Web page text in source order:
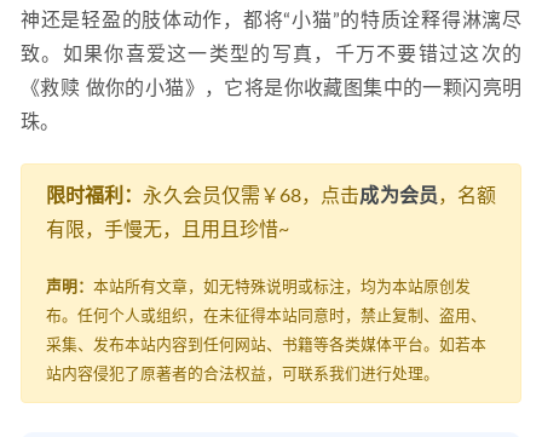
神还是轻盈的肢体动作，都将“小猫”的特质诠释得淋漓尽
致。如果你喜爱这一类型的写真，千万不要错过这次的
《救赎 做你的小猫》，它将是你收藏图集中的一颗闪亮明
珠。
限时福利： 永久会员仅需￥68，点击成为会员，名额
有限，手慢无，且用且珍惜~
声明： 本站所有文章，如无特殊说明或标注，均为本站原创发
布。任何个人或组织，在未征得本站同意时，禁止复制、盗用、
采集、发布本站内容到任何网站、书籍等各类媒体平台。如若本
站内容侵犯了原著者的合法权益，可联系我们进行处理。